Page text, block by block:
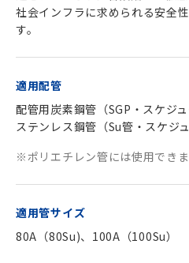
社会インフラに求められる安全
す。
適用配管
配管用炭素鋼管（SGP・スケジュ
ステンレス鋼管（Su管・スケジュ
※ポリエチレン管には使用できま
適用管サイズ
80A（80Su)、100A（100Su）